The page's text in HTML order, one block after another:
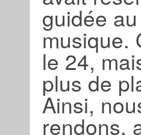
guidée
musique.
le 24,
plus de
Ainsi,
rendons,